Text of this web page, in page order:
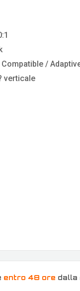
/
verticale
entro 48 ore dalla